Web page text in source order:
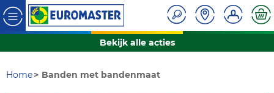
Bekijk alle acties
Home Banden met bandenmaat